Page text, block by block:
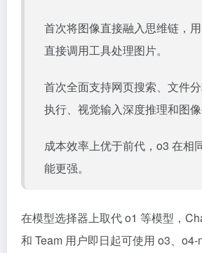
首次将图像直接融入思维链，
直接调用工具处理图片。
首次全面支持网页搜索、文件
执行、视觉输入深度推理和图像
成本效率上优于前代，o3 在相
能更强。
在模型选择器上取代 o1 等模型，
和 Team 用户即日起可使用 o3、